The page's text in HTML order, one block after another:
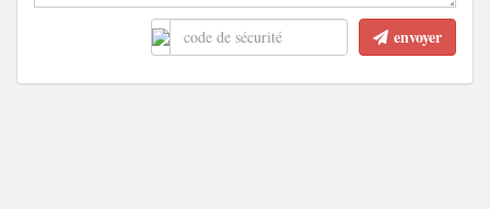
envoyer